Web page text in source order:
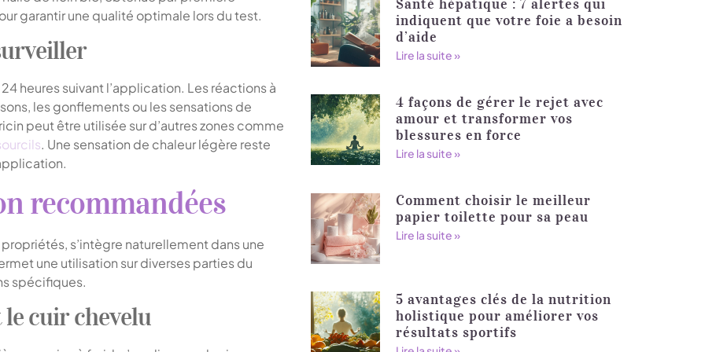
garantir une qualité optimale lors du test.
heures suivant l’application. Les réactions à
les gonflements ou les sensations de
peut être utilisée sur d’autres zones comme
. Une sensation de chaleur légère reste
recommandées
s’intègre naturellement dans une
une utilisation sur diverses parties du
spécifiques.
cuir chevelu
Santé hépatique : 7 alertes qui
indiquent que votre foie a besoin
d’aide
Lire la suite »
4 façons de gérer le rejet avec
amour et transformer vos
blessures en force
Lire la suite »
Comment choisir le meilleur
papier toilette pour sa peau
Lire la suite »
5 avantages clés de la nutrition
holistique pour améliorer vos
résultats sportifs